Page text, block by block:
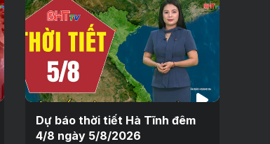
Dự báo thời tiết Hà Tĩnh đêm
4/8 ngày 5/8/2026